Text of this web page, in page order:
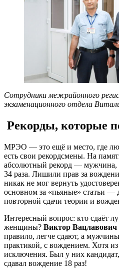
Сотрудники межрайонного
экзаменационного отдела
Рекорды, которые
МРЭО — это ещё и место, где
есть свои рекордсмены. На
абсолютный рекорд — мужчина,
34 раза. Лишили прав за
никак не мог вернуть
основном за «пьяные» статьи —
повторной сдачи теории и
Интересный вопрос: кто сдаёт
женщины? Виктор Вацлавович
правило, легче сдают, а
практикой, с вождением. Хотя
исключения. Был у них
сдавал вождение 18 раз!